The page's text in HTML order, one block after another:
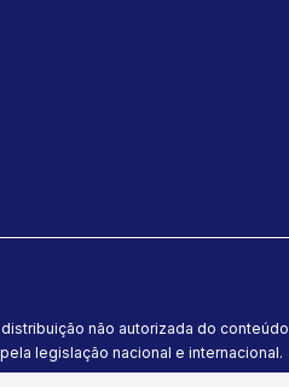
não autorizada do conteúdo
legislação nacional e internacional.